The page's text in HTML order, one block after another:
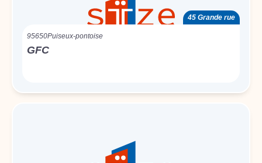
45 Grande rue
95650Puiseux-pontoise
GFC